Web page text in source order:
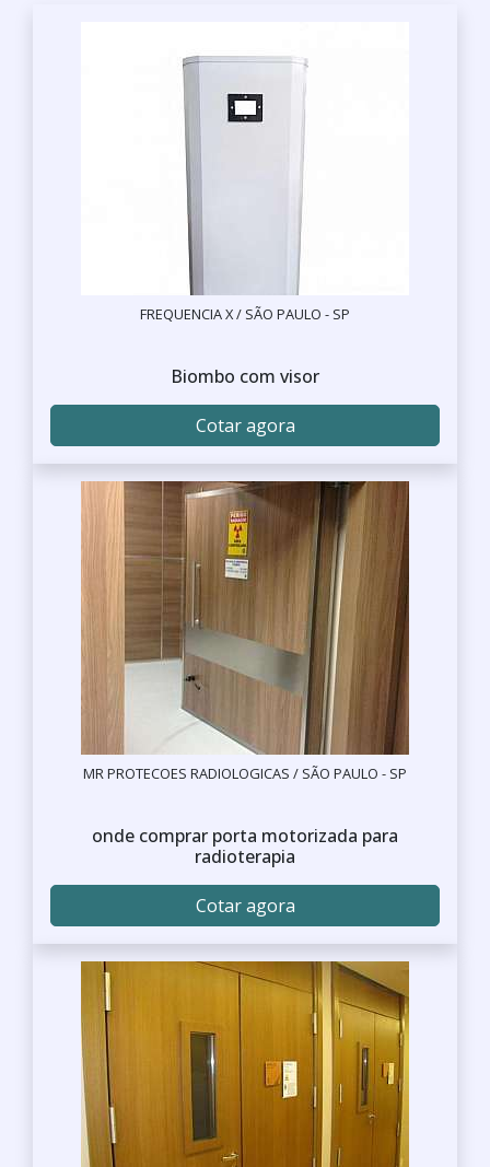
FREQUENCIA X / SÃO PAULO - SP
Biombo com visor
Cotar agora
MR PROTECOES RADIOLOGICAS / SÃO PAULO - SP
onde comprar porta motorizada para
radioterapia
Cotar agora